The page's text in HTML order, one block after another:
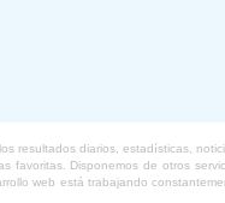
resultados diarios, estadísticas,
favoritas. Disponemos de otros
web está trabajando